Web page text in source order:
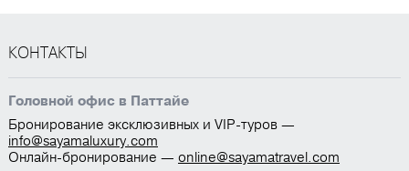
КОНТАКТЫ
Головной офис в Паттайе
Бронирование эксклюзивных и VIP-туров —
info@sayamaluxury.com
Онлайн-бронирование — online@sayamatravel.com